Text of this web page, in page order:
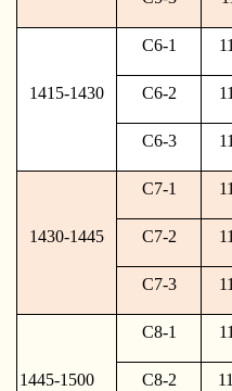
1415-1430
C6-1
C6-2
C6-3
1430-1445
C7-1
C7-2
C7-3
1445-1500
C8-1
C8-2